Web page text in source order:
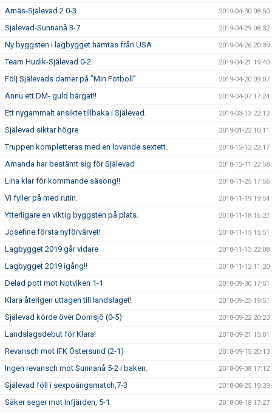
Arnäs-Själevad 2 0-3 2019-04-30 08:50
Själevad-Sunnanå 3-7 2019-04-29 08:32
Ny byggsten i lagbygget hämtas från USA 2019-04-26 20:39
Team Hudik-Själevad 0-2 2019-04-21 19:40
Följ Själevads damer på ”Min Fotboll” 2019-04-20 09:07
Ännu ett DM- guld bärgat!! 2019-04-07 17:24
Ett nygammalt ansikte tillbaka i Själevad. 2019-03-13 22:12
Själevad siktar högre 2019-01-22 10:11
Truppen kompletteras med en lovande sextett. 2018-12-12 22:17
Amanda har bestämt sig för Själevad 2018-12-11 22:58
Lina klar för kommande säsong!! 2018-11-25 17:56
Vi fyller på med rutin. 2018-11-19 19:54
Ytterligare en viktig byggsten på plats. 2018-11-18 16:27
Josefine första nyförvärvet! 2018-11-15 15:51
Lagbygget 2019 går vidare 2018-11-13 22:08
Lagbygget 2019 igång!! 2018-11-12 11:20
Delad pott mot Notviken 1-1 2018-09-30 17:51
Klara återigen uttagen till landslaget! 2018-09-25 19:51
Själevad körde över Domsjö (0-5) 2018-09-22 20:23
Landslagsdebut för Klara! 2018-09-21 15:01
Revansch mot IFK Östersund (2-1) 2018-09-15 20:13
Ingen revansch mot Sunnanå 5-2 i baken. 2018-09-08 17:12
Själevad föll i sexpoängsmatch,7-3 2018-08-25 19:39
Säker seger mot Infjärden, 5-1 2018-08-18 17:27